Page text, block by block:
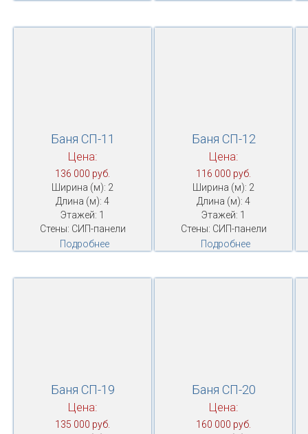
Баня СП-11
Цена:
136 000 руб.
Ширина (м): 2
Длина (м): 4
Этажей: 1
Стены: СИП-панели
Подробнее
Баня СП-12
Цена:
116 000 руб.
Ширина (м): 2
Длина (м): 4
Этажей: 1
Стены: СИП-панели
Подробнее
Баня СП-19
Цена:
135 000 руб.
Баня СП-20
Цена:
160 000 руб.